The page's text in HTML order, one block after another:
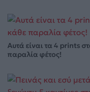
Αυτά είναι τα 4 prints
παραλία φέτος!